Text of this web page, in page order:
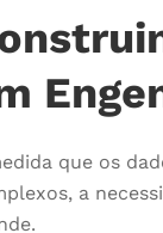
que os
a